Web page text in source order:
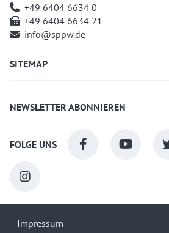
+49 6404 6634 0
+49 6404 6634 21
info@sppw.de
SITEMAP
NEWSLETTER ABONNIEREN
FOLGE UNS
Impressum